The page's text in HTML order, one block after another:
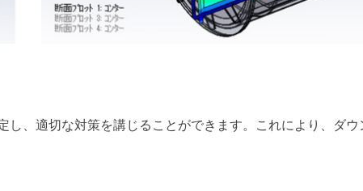
、適切な対策を講じることができます。これにより、ダウ